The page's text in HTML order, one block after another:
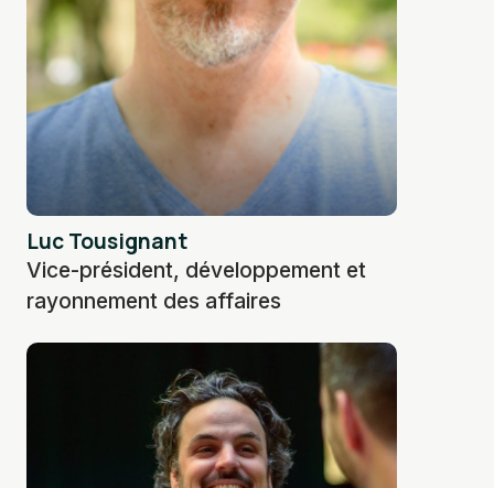
Luc Tousignant
Vice-président, développement et
rayonnement des affaires